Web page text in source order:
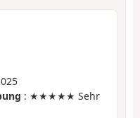
: ★★★★★ Sehr